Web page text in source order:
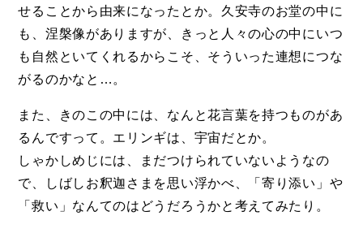
せることから由来になったとか。久安寺のお堂の中に
も、涅槃像がありますが、きっと人々の心の中にいつ
も自然といてくれるからこそ、そういった連想につな
がるのかなと…。
また、きのこの中には、なんと花言葉を持つものがあ
るんですって。エリンギは、宇宙だとか。
しゃかしめじには、まだつけられていないようなの
で、しばしお釈迦さまを思い浮かべ、「寄り添い」や
「救い」なんてのはどうだろうかと考えてみたり。